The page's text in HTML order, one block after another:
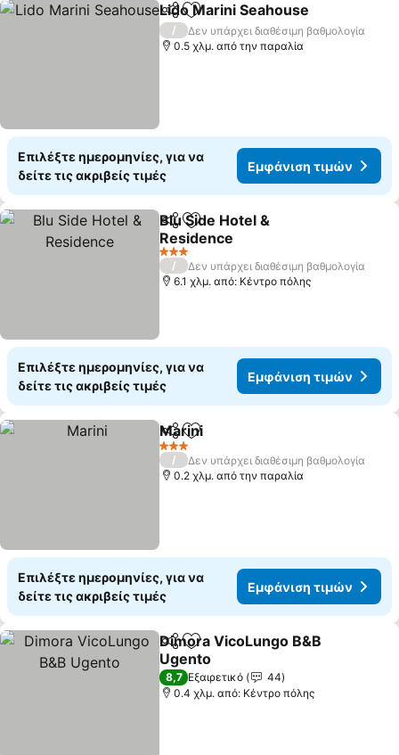
Κοινοποίηση
Προσθήκη στα αγαπημένα
Lido Marini Seahouse
/
Δεν υπάρχει διαθέσιμη βαθμολογία
0.5 χλμ. από την παραλία
Επιλέξτε ημερομηνίες, για να
δείτε τις ακριβείς τιμές
Εμφάνιση τιμών
Κοινοποίηση
Προσθήκη στα αγαπημένα
Blu Side Hotel &
Residence
3 Αστέρια
/
Δεν υπάρχει διαθέσιμη βαθμολογία
6.1 χλμ. από: Κέντρο πόλης
Επιλέξτε ημερομηνίες, για να
δείτε τις ακριβείς τιμές
Εμφάνιση τιμών
Κοινοποίηση
Προσθήκη στα αγαπημένα
Marini
3 Αστέρια
/
Δεν υπάρχει διαθέσιμη βαθμολογία
0.2 χλμ. από την παραλία
Επιλέξτε ημερομηνίες, για να
δείτε τις ακριβείς τιμές
Εμφάνιση τιμών
Κοινοποίηση
Προσθήκη στα αγαπημένα
Dimora VicoLungo B&B
Ugento
8,7 Εξαιρετικό
44
0.4 χλμ. από: Κέντρο πόλης